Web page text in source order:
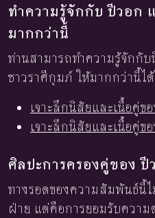
ทำความรู้จักกับ ปีวอก
มากกว่านี้
ท่านสามารถทำความรู้จักกั
ชาวราศีกุมภ์ ให้มากกว่านี้ไ
เจาะลึกนิสัยและเนื้อคู่ข
เจาะลึกนิสัยและเนื้อคู่ข
ศิลปะการครองคู่ของ
ทางรอดของความสัมพันธ์นี้
ฝ่าย แต่คือการยอมรับความ